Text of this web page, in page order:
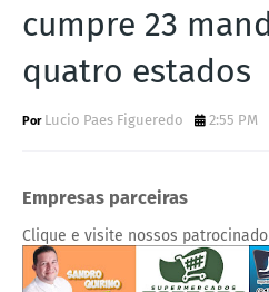
cumpre 23
quatro estados
Lucio Paes Figueredo 2:55 PM
Empresas parceiras
Clique e visite nossos